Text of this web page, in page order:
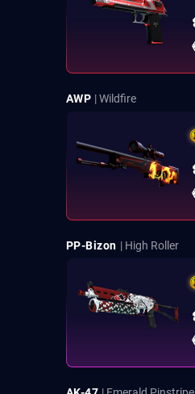
AWP | Wildfire
PP-Bizon | High Roller